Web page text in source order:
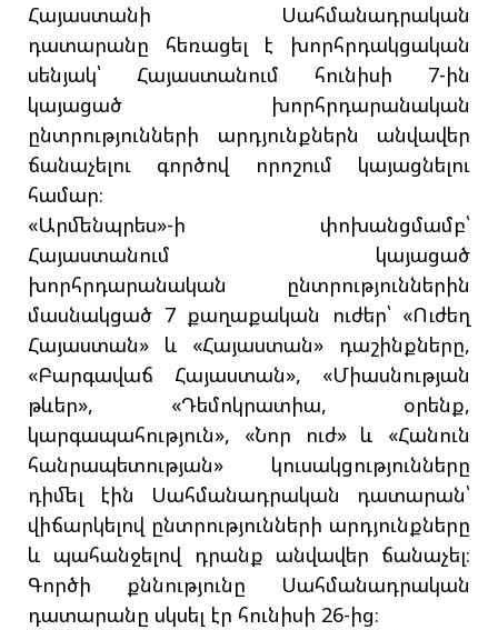
Հայաստանի Սահմանադրական
դատարանը հեռացել է խորհրդակցական
սենյակ՝ Հայաստանում հունիսի 7-ին
կայացած խորհրդարանական
ընտրությունների արդյունքներն անվավեր
ճանաչելու գործով որոշում կայացնելու
համար։
«Արմենպրես»-ի փոխանցմամբ՝
Հայաստանում կայացած
խորհրդարանական ընտրություններին
մասնակցած 7 քաղաքական ուժեր՝ «Ուժեղ
Հայաստան» և «Հայաստան» դաշինքները,
«Բարգավաճ Հայաստան», «Միասնության
թևեր», «Դեմոկրատիա, օրենք,
կարգապահություն», «Նոր ուժ» և «Հանուն
հանրապետության» կուսակցությունները
դիմել էին Սահմանադրական դատարան՝
վիճարկելով ընտրությունների արդյունքները
և պահանջելով դրանք անվավեր ճանաչել։
Գործի քննությունը Սահմանադրական
դատարանը սկսել էր հունիսի 26-ից։